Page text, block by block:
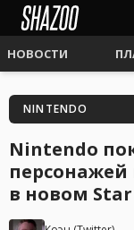
НОВОСТИ
NINTENDO
Nintendo
в новом